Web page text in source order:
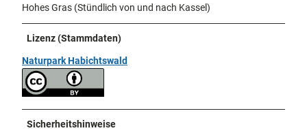
Hohes Gras (Stündlich von und nach Kassel)
Lizenz (Stammdaten)
Naturpark Habichtswald
Sicherheitshinweise